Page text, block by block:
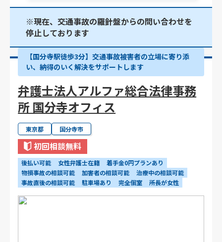
※現在、交通事故の羅針盤からの問い合わせを
停止しております
【国分寺駅徒歩3分】交通事故被害者の立場に寄り添
い、納得のいく解決をサポートします
弁護士法人アルファ総合法律事務
所 国分寺オフィス
東京都 国分寺市
初回相談無料
後払い可能 女性弁護士在籍
着手金0円プランあり
物損事故の相談可能
加害者の相談可能
治療中の相談可能
事故直後の相談可能
駐車場あり 完全個室 所長が女性